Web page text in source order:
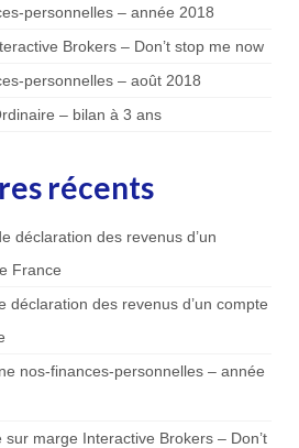
personnelles – année 2018
Brokers – Don’t stop me now
personnelles – août 2018
– bilan à 3 ans
récents
déclaration des revenus d’un
France
déclaration des revenus d’un compte
nos-finances-personnelles – année
sur marge Interactive Brokers – Don’t